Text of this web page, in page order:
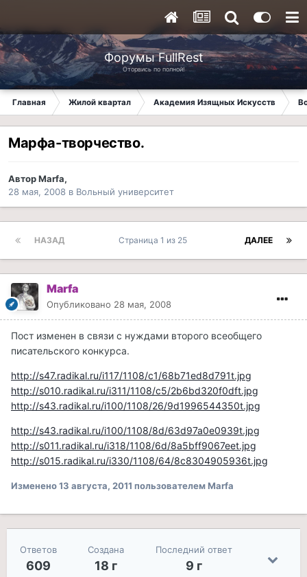
Форумы FullRest
Оторвись по полной!
Главная Жилой квартал Академия Изящных Искусств
Марфа-творчество.
АвторMarfa,
28 мая, 2008 в Вольный университет
НАЗАД ДАЛЕЕ
Страница 1 из 25
Marfa
Опубликовано 28 мая, 2008
Пост изменен в связи с нуждами второго всеобщего
писательского конкурса.
http://s47.radikal.ru/i117/1108/c1/68b71ed8d791t.jpg
http://s010.radikal.ru/i311/1108/c5/2b6bd320f0dft.jpg
http://s43.radikal.ru/i100/1108/26/9d1996544350t.jpg
http://s43.radikal.ru/i100/1108/8d/63d97a0e0939t.jpg
http://s011.radikal.ru/i318/1108/6d/8a5bff9067eet.jpg
http://s015.radikal.ru/i330/1108/64/8c8304905936t.jpg
Изменено13 августа, 2011 пользователем Marfa
Ответов
609
Создана
18 г
Последний ответ
9 г